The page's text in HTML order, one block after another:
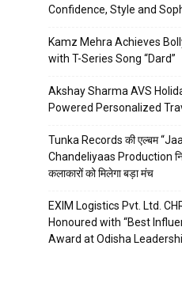
Confidence, Style and
Kamz Mehra Achieves
with T-Series Song “Dard”
Akshay Sharma AVS
Powered Personalized
Tunka Records की एल्बम
Chandeliyaas Production
कलाकारों को मिलेगा बड़ा मंच
EXIM Logistics Pvt. Ltd.
Honoured with “Best
Award at Odisha